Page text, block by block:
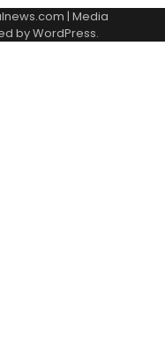
| Media
byWordPress.